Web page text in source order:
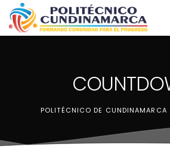
POLITÉCNICO DE CUNDINAMARCA